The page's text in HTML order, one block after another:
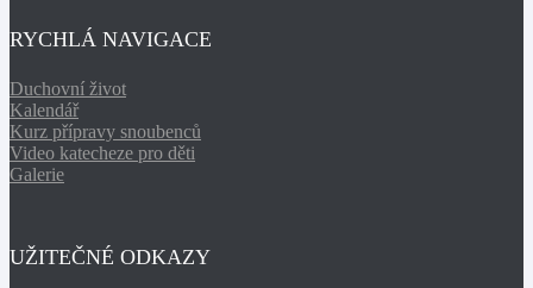
RYCHLÁ NAVIGACE
Duchovní život
Kalendář
Kurz přípravy snoubenců
Video katecheze pro děti
Galerie
UŽITEČNÉ ODKAZY